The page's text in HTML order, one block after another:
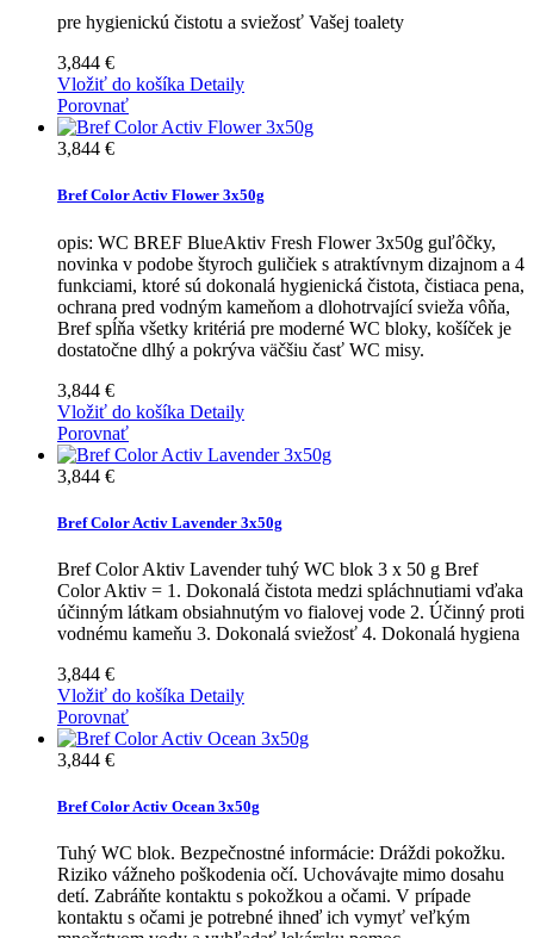
pre hygienickú čistotu a sviežosť Vašej toalety
3,844 €
Vložiť do košíka Detaily
Porovnať
3,844 €
Bref Color Activ Flower 3x50g
opis: WC BREF BlueAktiv Fresh Flower 3x50g guľôčky,
novinka v podobe štyroch guličiek s atraktívnym dizajnom a 4
funkciami, ktoré sú dokonalá hygienická čistota, čistiaca pena,
ochrana pred vodným kameňom a dlohotrvající svieža vôňa,
Bref spĺňa všetky kritériá pre moderné WC bloky, košíček je
dostatočne dlhý a pokrýva väčšiu časť WC misy.
3,844 €
Vložiť do košíka Detaily
Porovnať
3,844 €
Bref Color Activ Lavender 3x50g
Bref Color Aktiv Lavender tuhý WC blok 3 x 50 g Bref
Color Aktiv = 1. Dokonalá čistota medzi spláchnutiami vďaka
účinným látkam obsiahnutým vo fialovej vode 2. Účinný proti
vodnému kameňu 3. Dokonalá sviežosť 4. Dokonalá hygiena
3,844 €
Vložiť do košíka Detaily
Porovnať
3,844 €
Bref Color Activ Ocean 3x50g
Tuhý WC blok. Bezpečnostné informácie: Dráždi pokožku.
Riziko vážneho poškodenia očí. Uchovávajte mimo dosahu
detí. Zabráňte kontaktu s pokožkou a očami. V prípade
kontaktu s očami je potrebné ihneď ich vymyť veľkým